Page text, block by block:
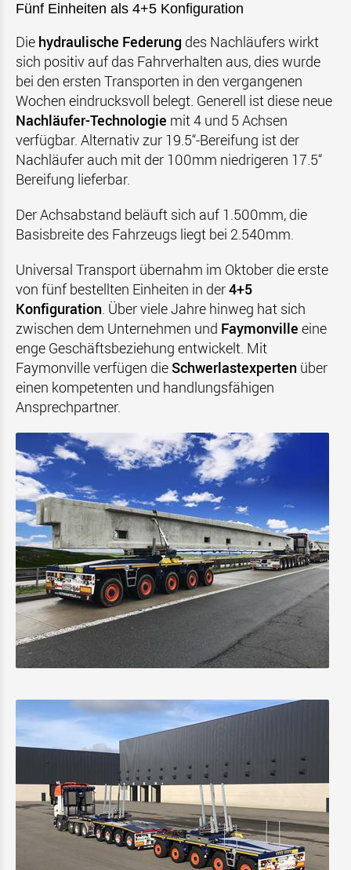
Fünf Einheiten als 4+5 Konfiguration
Die hydraulische Federung des Nachläufers wirkt
sich positiv auf das Fahrverhalten aus, dies wurde
bei den ersten Transporten in den vergangenen
Wochen eindrucksvoll belegt. Generell ist diese neue
Nachläufer-Technologie mit 4 und 5 Achsen
verfügbar. Alternativ zur 19.5“-Bereifung ist der
Nachläufer auch mit der 100mm niedrigeren 17.5“
Bereifung lieferbar.
Der Achsabstand beläuft sich auf 1.500mm, die
Basisbreite des Fahrzeugs liegt bei 2.540mm.
Universal Transport übernahm im Oktober die erste
von fünf bestellten Einheiten in der4+5
Konfiguration. Über viele Jahre hinweg hat sich
zwischen dem Unternehmen und Faymonville eine
enge Geschäftsbeziehung entwickelt. Mit
Faymonville verfügen dieSchwerlastexperten über
einen kompetenten und handlungsfähigen
Ansprechpartner.